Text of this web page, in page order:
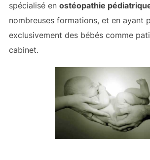
spécialisé en ostéopathie
nombreuses formations, et en ayant
exclusivement des bébés comme
cabinet.